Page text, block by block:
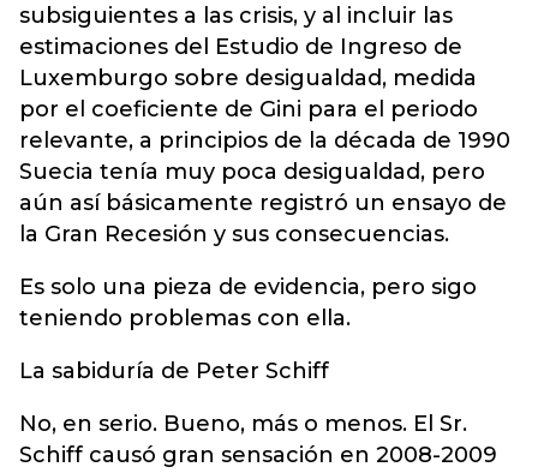
subsiguientes a las crisis, y al incluir las
estimaciones del Estudio de Ingreso de
Luxemburgo sobre desigualdad, medida
por el coeficiente de Gini para el periodo
relevante, a principios de la década de 1990
Suecia tenía muy poca desigualdad, pero
aún así básicamente registró un ensayo de
la Gran Recesión y sus consecuencias.
Es solo una pieza de evidencia, pero sigo
teniendo problemas con ella.
La sabiduría de Peter Schiff
No, en serio. Bueno, más o menos. El Sr.
Schiff causó gran sensación en 2008-2009